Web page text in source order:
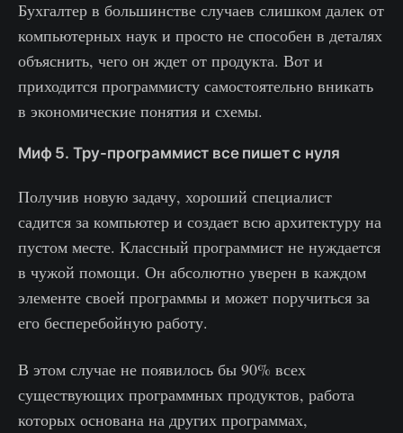
Бухгалтер в большинстве случаев слишком далек от
компьютерных наук и просто не способен в деталях
объяснить, чего он ждет от продукта. Вот и
приходится программисту самостоятельно вникать
в экономические понятия и схемы.
Миф 5. Тру-программист все пишет с нуля
Получив новую задачу, хороший специалист
садится за компьютер и создает всю архитектуру на
пустом месте. Классный программист не нуждается
в чужой помощи. Он абсолютно уверен в каждом
элементе своей программы и может поручиться за
его бесперебойную работу.
В этом случае не появилось бы 90% всех
существующих программных продуктов, работа
которых основана на других программах,